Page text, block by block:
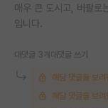
매우 큰 도시고, 버팔로
입니다.
대댓글 3개 대댓글 쓰기
해당 댓글을 보
해당 댓글을 보